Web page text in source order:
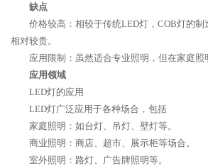
缺点
价格较高：相较于传统LED灯，COB灯的
相对较贵。
应用限制：虽然适合专业照明，但在家庭照
应用领域
LED灯的应用
LED灯广泛应用于各种场合，包括
家庭照明：如台灯、吊灯、壁灯等。
商业照明：商店、超市、展示柜等场合。
室外照明：路灯、广告牌照明等。